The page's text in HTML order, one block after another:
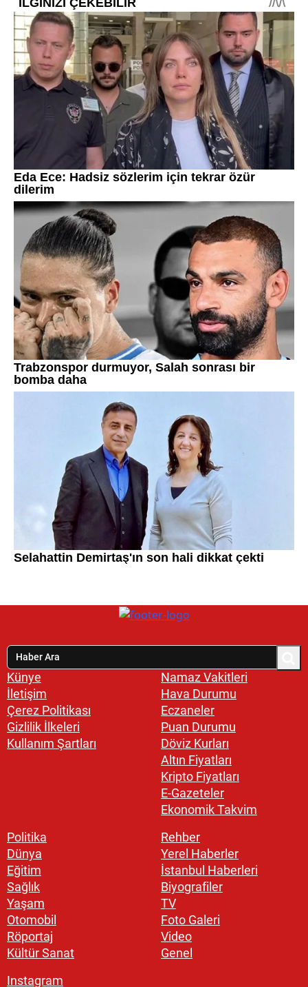
Künye
İletişim
Çerez Politikası
Gizlilik İlkeleri
Kullanım Şartları
Namaz Vakitleri
Hava Durumu
Eczaneler
Puan Durumu
Döviz Kurları
Altın Fiyatları
Kripto Fiyatları
E-Gazeteler
Ekonomik Takvim
Politika
Dünya
Eğitim
Sağlık
Yaşam
Otomobil
Röportaj
Kültür Sanat
Rehber
Yerel Haberler
İstanbul Haberleri
Biyografiler
TV
Foto Galeri
Video
Genel
Instagram